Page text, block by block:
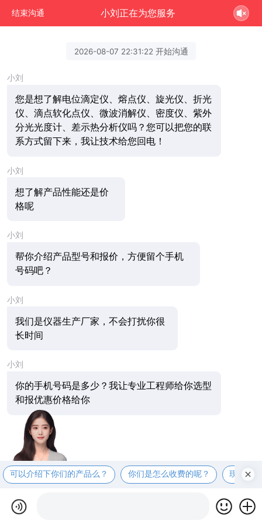
结束沟通 小刘正在为您服务
2026-08-07 22:31:22 开始沟通
小刘
您是想了解电位滴定仪、熔点仪、旋光仪、折光
仪、滴点软化点仪、微波消解仪、密度仪、紫外
分光光度计、差示热分析仪吗？您可以把您的联
系方式留下来，我让技术给您回电！
小刘
想了解产品性能还是价
格呢
小刘
帮你介绍产品型号和报价，方便留个手机
号码吧？
小刘
我们是仪器生产厂家，不会打扰你很
长时间
小刘
你的手机号码是多少？我让专业工程师给你选型
和报优惠价格给你
可以介绍下你们的产品么？ 你们是怎么收费的呢？ 现在有